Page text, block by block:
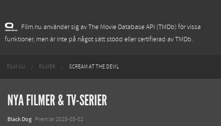
Film.nu använder sig av The Movie Database API (TMDb) för vissa
funktioner, men är inte på något sätt stödd eller certifierad av TMDb.
FILM.NU FILMER SCREAM AT THE DEVIL
NYA FILMER & TV-SERIER
Black Dog Premiär 2025-05-02